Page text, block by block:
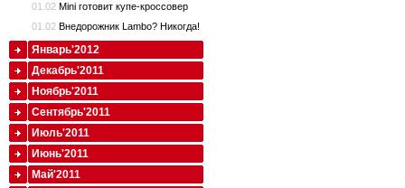
01.02 Mini готовит купе-кроссовер
01.02 Внедорожник Lambo? Никогда!
Январь'2012
Декабрь'2011
Ноябрь'2011
Сентябрь'2011
Июль'2011
Июнь'2011
Май'2011